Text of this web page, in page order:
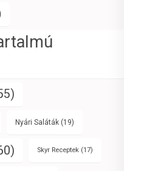
Nyári Saláták (19)
Skyr Receptek (17)